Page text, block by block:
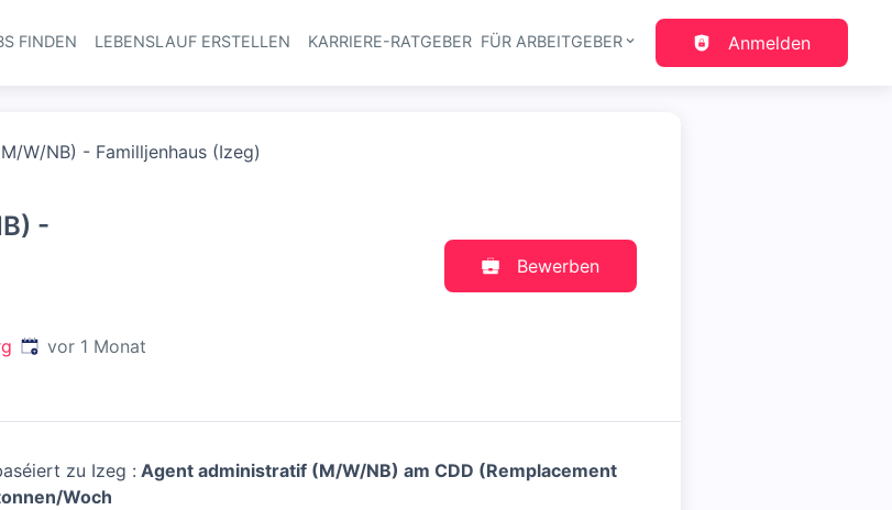
Haupt-Navigation
FINDEN LEBENSLAUF ERSTELLEN KARRIERE-RATGEBER FÜR ARBEITGEBER Anmelden
W/NB) - Familljenhaus (Izeg)
-
Veröffentlicht:
vor 1 Monat
Bewerben
zu Izeg : Agent administratif (M/W/NB) am CDD (Remplacement
Woch